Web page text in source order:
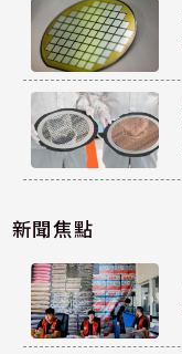
新聞焦點